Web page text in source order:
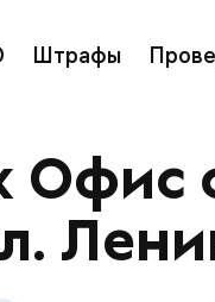
Штрафы
Офис